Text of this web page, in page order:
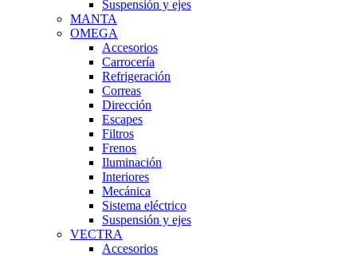
Suspensión y ejes
MANTA
OMEGA
Accesorios
Carrocería
Refrigeración
Correas
Dirección
Escapes
Filtros
Frenos
Iluminación
Interiores
Mecánica
Sistema eléctrico
Suspensión y ejes
VECTRA
Accesorios